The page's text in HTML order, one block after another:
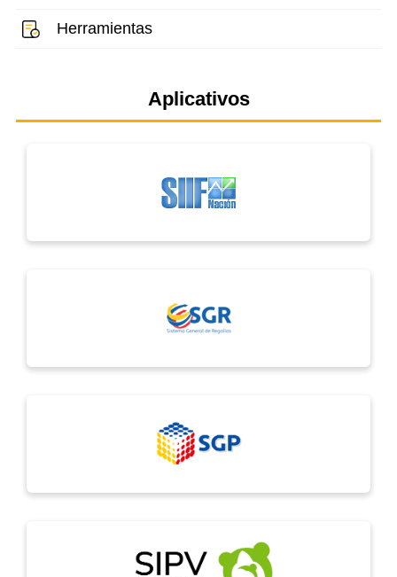
Herramientas
Aplicativos